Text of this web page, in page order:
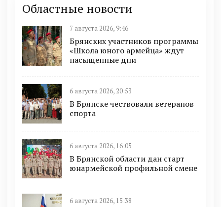
Областные новости
7 августа 2026, 9:46
Брянских участников программы
«Школа юного армейца» ждут
насыщенные дни
6 августа 2026, 20:53
В Брянске чествовали ветеранов
спорта
6 августа 2026, 16:05
В Брянской области дан старт
юнармейской профильной смене
6 августа 2026, 15:38